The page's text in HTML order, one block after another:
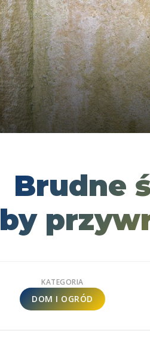
Brudne
by
KATEGORIA
DOM I OGRÓD